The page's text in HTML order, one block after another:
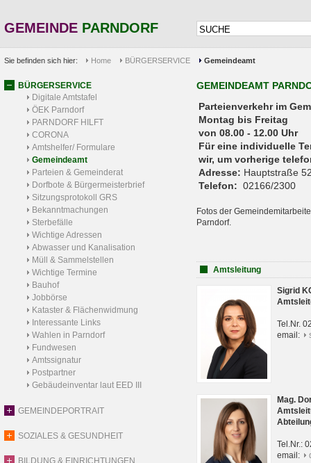
GEMEINDE PARNDORF
Sie befinden sich hier: Home BÜRGERSERVICE Gemeindeamt
BÜRGERSERVICE
Digitale Amtstafel
ÖEK Parndorf
PARNDORF HILFT
CORONA
Amtshelfer/ Formulare
Gemeindeamt
Parteien & Gemeinderat
Dorfbote & Bürgermeisterbrief
Sitzungsprotokoll GRS
Bekanntmachungen
Sterbefälle
Wichtige Adressen
Abwasser und Kanalisation
Müll & Sammelstellen
Wichtige Termine
Bauhof
Jobbörse
Kataster & Flächenwidmung
Interessante Links
Wahlen in Parndorf
Fundwesen
Amtssignatur
Postpartner
Gebäudeinventar laut EED III
GEMEINDEPORTRAIT
SOZIALES & GESUNDHEIT
BILDUNG & EINRICHTUNGEN
GEMEINDEAMT
Parteienverkehr
Montag bis Freitag
von 08.00 - 12.00 Uhr
Für eine individuelle
wir, um vorherige
Adresse: Hauptstraße
Telefon: 02166/2300
Fotos der
Parndorf.
Amtsleitung
Sigrid
Tel.Nr.
email:
Mag.
Tel.Nr.:
email: